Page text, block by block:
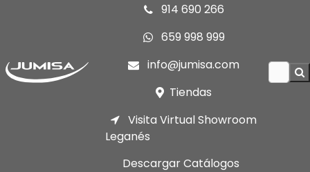
914 690 266
659 998 999
info@jumisa.com
Tiendas
Visita Virtual Showroom
Leganés
Descargar Catálogos